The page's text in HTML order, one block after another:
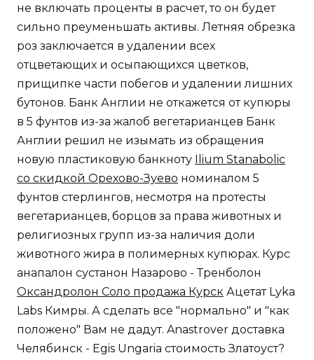
не включать проценты в расчет, то он будет
сильно преуменьшать активы. Летняя обрезка
роз заключается в удалении всех
отцветающих и осыпающихся цветков,
прищипке части побегов и удалении лишних
бутонов. Банк Англии не откажется от купюры
в 5 фунтов из-за жалоб вегетарианцев Банк
Англии решил не изымать из обращения
новую пластиковую банкноту
Ilium Stanabolic
со скидкой Орехово-Зуево номиналом 5
фунтов стерлингов, несмотря на протесты
вегетарианцев, борцов за права животных и
религиозных групп из-за наличия доли
животного жира в полимерных купюрах. Курс
анапалон сустанон Назарово - Тренболон
Оксандролон Соло продажа Курск Ацетат Lyka
Labs Кимры. А сделать все "нормально" и "как
положено" Вам не дадут. Anastrover доставка
Челябинск - Egis Ungaria стоимость Златоуст?